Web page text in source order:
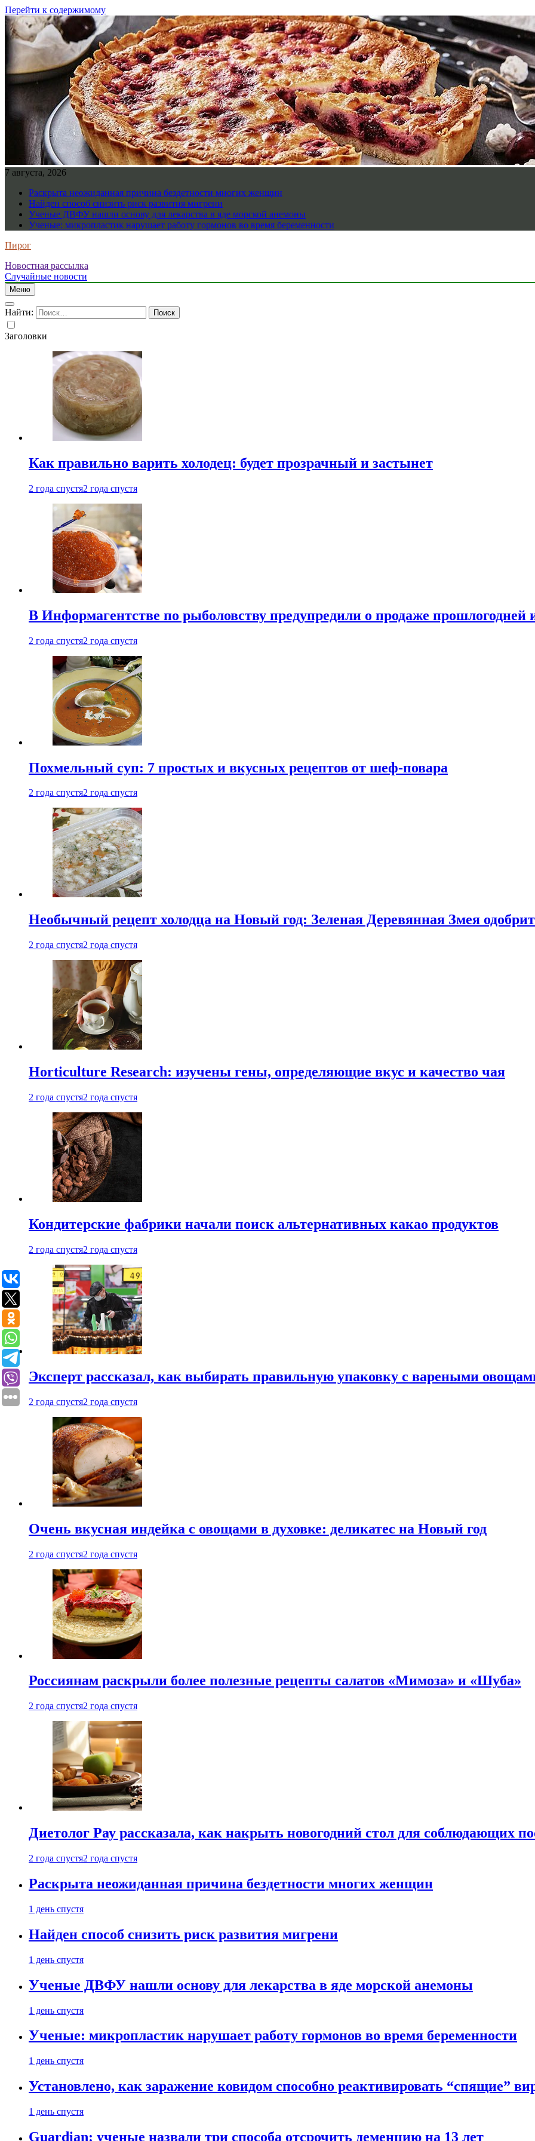
Перейти к содержимому
7 августа, 2026
Раскрыта неожиданная причина бездетности многих женщин
Найден способ снизить риск развития мигрени
Ученые ДВФУ нашли основу для лекарства в яде морской анемоны
Ученые: микропластик нарушает работу гормонов во время беременности
Пирог
Новостная рассылка
Случайные новости
Меню
Найти:
Заголовки
Как правильно варить холодец: будет прозрачный и застынет
2 года спустя2 года спустя
В Информагентстве по рыболовству предупредили о продаже прошлогодней
2 года спустя2 года спустя
Похмельный суп: 7 простых и вкусных рецептов от шеф-повара
2 года спустя2 года спустя
Необычный рецепт холодца на Новый год: Зеленая Деревянная Змея одобрит
2 года спустя2 года спустя
Horticulture Research: изучены гены, определяющие вкус и качество чая
2 года спустя2 года спустя
Кондитерские фабрики начали поиск альтернативных какао продуктов
2 года спустя2 года спустя
Эксперт рассказал, как выбирать правильную упаковку с вареными
2 года спустя2 года спустя
Очень вкусная индейка с овощами в духовке: деликатес на Новый год
2 года спустя2 года спустя
Россиянам раскрыли более полезные рецепты салатов «Мимоза» и «Шуба»
2 года спустя2 года спустя
Диетолог Рау рассказала, как накрыть новогодний стол для соблюдающих
2 года спустя2 года спустя
Раскрыта неожиданная причина бездетности многих женщин
1 день спустя
Найден способ снизить риск развития мигрени
1 день спустя
Ученые ДВФУ нашли основу для лекарства в яде морской анемоны
1 день спустя
Ученые: микропластик нарушает работу гормонов во время беременности
1 день спустя
Установлено, как заражение ковидом способно реактивировать “спящие”
1 день спустя
Guardian: ученые назвали три способа отсрочить деменцию на 13 лет